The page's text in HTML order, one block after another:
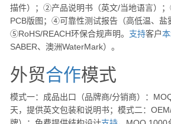
描件）；②产品说明书（英文/当地语言）
PCB版图；④可靠性测试报告（高低温、盐
⑤RoHS/REACH环保合规声明。 支持客户
SABER、澳洲WaterMark）。
外贸合作模式
模式一：成品出口（品牌商/分销商）：
天，提供英文包装和说明书；模式二：